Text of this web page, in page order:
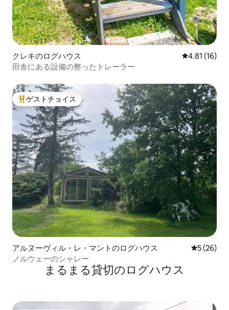
クレキのログハウス レビュー16
4.81 (16)
田舎にある設備の整ったトレーラー
大好評のゲストチョイスです。
ゲストチョイス
アルヌーヴィル・レ・マントのログハウス レビュー
5 (26)
ノルウェーのシャレー
まるまる貸切のログハウス